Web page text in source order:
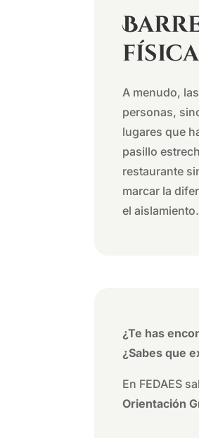
A menudo,
personas,
lugares que
pasillo
restaurante
marcar la
el aislamiento.
¿Te has
¿Sabes que
En FEDAES
Orientación